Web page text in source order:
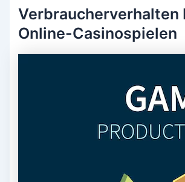
Verbraucherverhalten
Online-Casinospielen